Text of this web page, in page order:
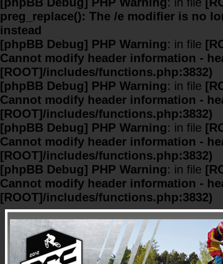
preg_replace(): The /e modifier is no
instead
[phpBB Debug] PHP Warning: in file
Cannot modify header information -
[ROOT]/includes/functions.php:3832)
[phpBB Debug] PHP Warning: in file
Cannot modify header information -
[ROOT]/includes/functions.php:3832)
[phpBB Debug] PHP Warning: in file
Cannot modify header information -
[ROOT]/includes/functions.php:3832)
[phpBB Debug] PHP Warning: in file
Cannot modify header information -
[ROOT]/includes/functions.php:3832)